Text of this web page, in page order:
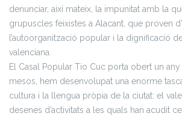
denunciar, així mateix, la impunitat amb la
grupuscles feixistes a Alacant, que proven
l’autoorganització popular i la dignificació
valenciana.
El Casal Popular Tio Cuc porta obert un
mesos, hem desenvolupat una enorme
cultura i la llengua pròpia de la ciutat: el
desenes d’activitats a les quals han acudit